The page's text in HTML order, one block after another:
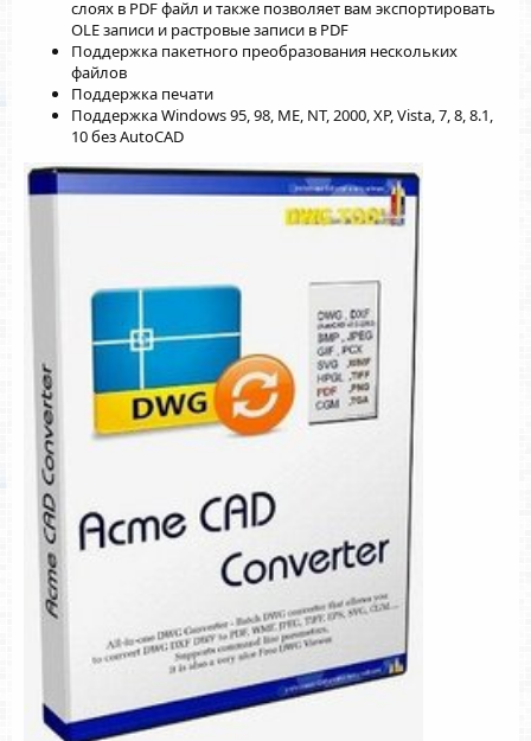
слоях в PDF файл и также позволяет вам экспортировать
OLE записи и растровые записи в PDF
Поддержка пакетного преобразования нескольких
файлов
Поддержка печати
Поддержка Windows 95, 98, ME, NT, 2000, XP, Vista, 7, 8, 8.1,
10 без AutoCAD